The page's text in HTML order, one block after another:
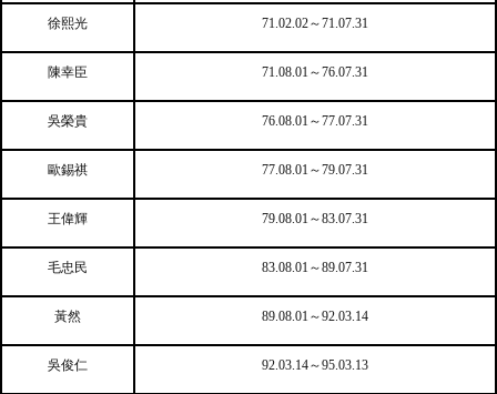
徐熙光 71.02.02～71.07.31
陳幸臣 71.08.01 ～76.07.31
吳榮貴 76.08.01 ～77.07.31
歐錫祺 77.08.01 ～79.07.31
王偉輝 79.08.01 ～83.07.31
毛忠民 83.08.01 ～89.07.31
黃然 89.08.01 ～92.03.14
吳俊仁 92.03.14～95.03.13